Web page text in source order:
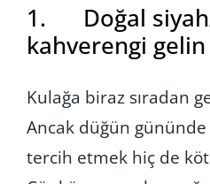
1. Doğal
kahverengi
Kulağa biraz sıradan
Ancak düğün
tercih etmek hiç de